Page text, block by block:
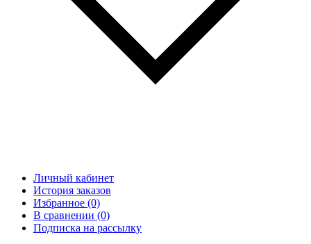
Личный кабинет
История заказов
Избранное (0)
В сравнении (0)
Подписка на рассылку